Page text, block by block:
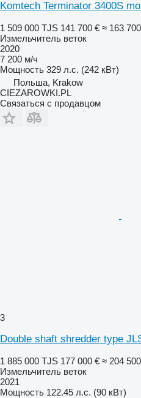
Komtech Terminator 3400S
1 509 000 TJS 141 700 € ≈ 163
Измельчитель веток
2020
7 200 м/ч
Мощность 329 л.с. (242 кВт)
Польша, Krakow
CIEZAROWKI.PL
Связаться с продавцом
3
Double shaft shredder type
1 885 000 TJS 177 000 € ≈ 204
Измельчитель веток
2021
Мощность 122.45 л.с. (90 кВт)